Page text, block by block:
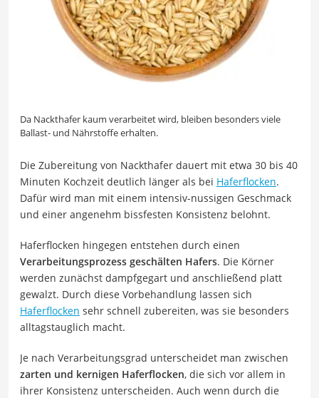
Da Nackthafer kaum verarbeitet wird, bleiben besonders viele
Ballast- und Nährstoffe erhalten.
Die Zubereitung von Nackthafer dauert mit etwa 30 bis 40
Minuten Kochzeit deutlich länger als bei Haferflocken.
Dafür wird man mit einem intensiv-nussigen Geschmack
und einer angenehm bissfesten Konsistenz belohnt.
Haferflocken hingegen entstehen durch einen
Verarbeitungsprozess geschälten Hafers. Die Körner
werden zunächst dampfgegart und anschließend platt
gewalzt. Durch diese Vorbehandlung lassen sich
Haferflocken sehr schnell zubereiten, was sie besonders
alltagstauglich macht.
Je nach Verarbeitungsgrad unterscheidet man zwischen
zarten und kernigen Haferflocken, die sich vor allem in
ihrer Konsistenz unterscheiden. Auch wenn durch die